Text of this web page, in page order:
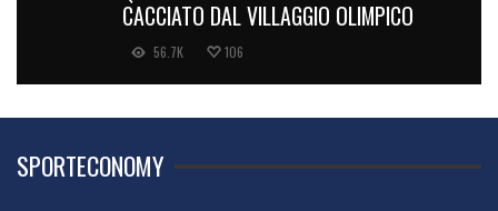
CACCIATO DAL VILLAGGIO OLIMPICO
56.7K 106
SPORTECONOMY